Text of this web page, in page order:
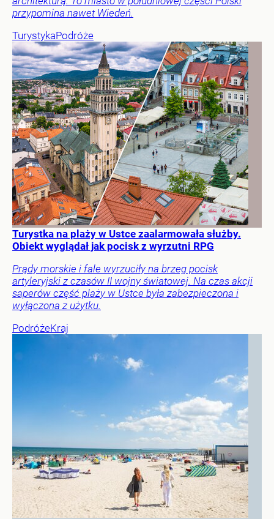
przypomina nawet Wiedeń.
TurystykaPodróże
Turystka na plaży w Ustce zaalarmowała służby.
Obiekt wyglądał jak pocisk z wyrzutni RPG
Prądy morskie i fale wyrzuciły na brzeg pocisk
artyleryjski z czasów II wojny światowej. Na czas akcji
saperów część plaży w Ustce była zabezpieczona i
wyłączona z użytku.
PodróżeKraj